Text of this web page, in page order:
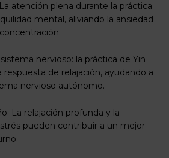
atención plena durante la práctica
mental, aliviando la ansiedad
nervioso: la práctica de Yin
respuesta de relajación, ayudando a
nervioso autónomo.
La relajación profunda y la
pueden contribuir a un mejor